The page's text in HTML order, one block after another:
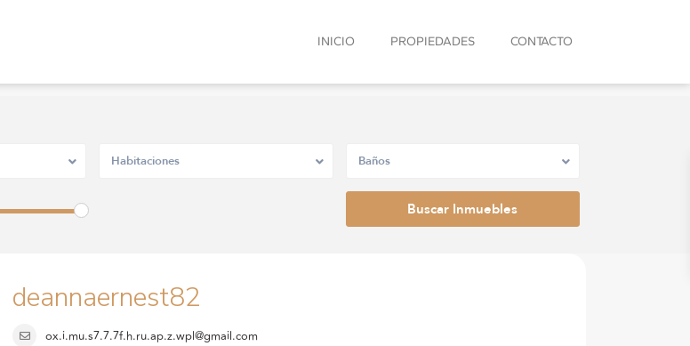
INICIO PROPIEDADES CONTACTO
Habitaciones Baños
deannaernest82
ox.i.mu.s7.7.7f.h.ru.ap.z.wpl@gmail.com